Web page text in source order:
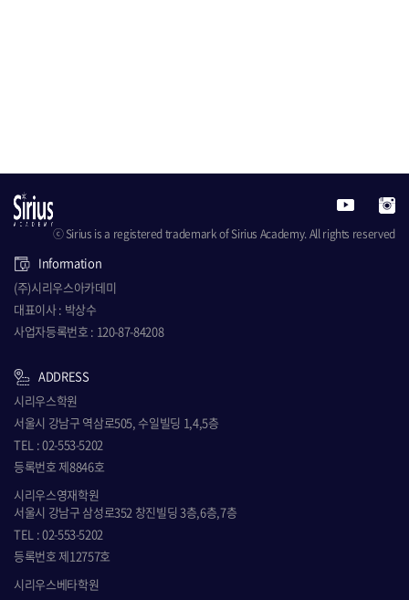
ⓒ Sirius is a registered trademark of Sirius Academy. All rights reserved
Information
(주)시리우스아카데미
대표이사 : 박상수
사업자등록번호 : 120-87-84208
ADDRESS
시리우스학원
서울시 강남구 역삼로505, 수일빌딩 1,4,5층
TEL : 02-553-5202
등록번호 제8846호
시리우스영재학원
서울시 강남구 삼성로352 창진빌딩 3층,6층,7층
TEL : 02-553-5202
등록번호 제12757호
시리우스베타학원